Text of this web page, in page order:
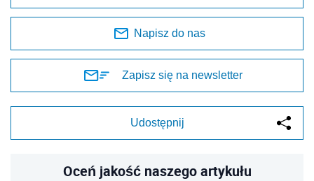
Napisz do nas
Zapisz się na newsletter
Udostępnij
Oceń jakość naszego artykułu